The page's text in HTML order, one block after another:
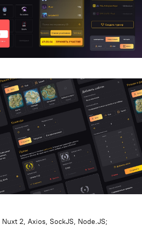
2, Axios, SockJS, Node.JS;